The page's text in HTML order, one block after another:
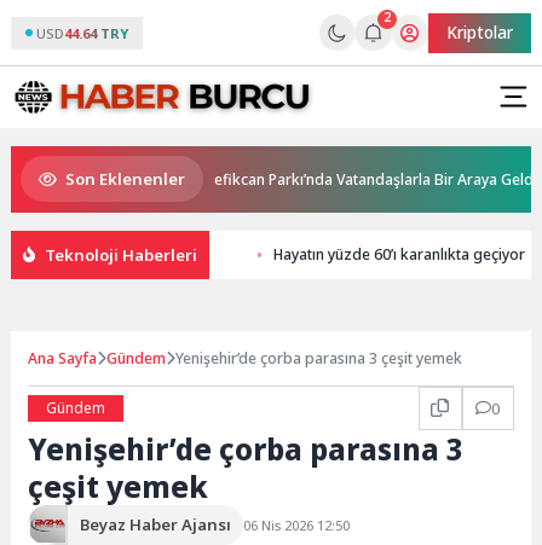
USD44.64 TRY
2
Kriptolar
Son Eklenenler
Pekyatırmacı ve Bağcı Şefikcan Parkı’nda Vatandaşlarla Bir Araya Geldi
Teknoloji Haberleri Hayatın yüzde 60’ı karanlıkta geçiyor
Ana Sayfa Gündem Yenişehir’de çorba parasına 3 çeşit yemek
Gündem 0
Yenişehir’de çorba parasına 3
çeşit yemek
Beyaz Haber Ajansı
06 Nis 2026 12:50